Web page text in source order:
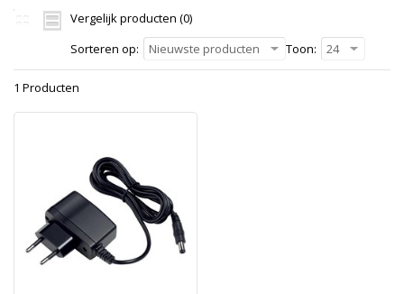
Vergelijk producten (0)
Sorteren op:
Nieuwste producten Toon: 24
1 Producten